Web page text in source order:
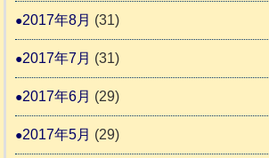
2017年8月 (31)
2017年7月 (31)
2017年6月 (29)
2017年5月 (29)